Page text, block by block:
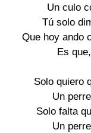
Un culo
Tú solo
Que hoy ando
Es
Solo quiero
Un
Solo falta
Un